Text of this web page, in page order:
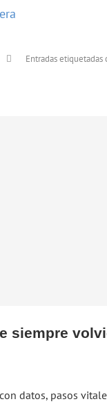
Entradas etiquetadas
siempre
datos, pasos